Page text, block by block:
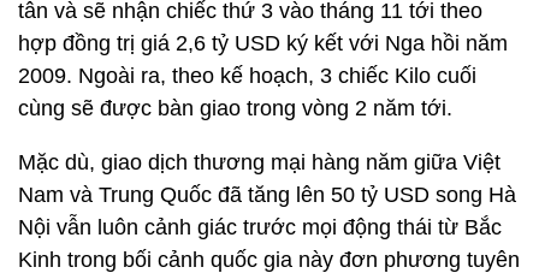
tân và sẽ nhận chiếc thứ 3 vào tháng 11 tới theo
hợp đồng trị giá 2,6 tỷ USD ký kết với Nga hồi năm
2009. Ngoài ra, theo kế hoạch, 3 chiếc Kilo cuối
cùng sẽ được bàn giao trong vòng 2 năm tới.
Mặc dù, giao dịch thương mại hàng năm giữa Việt
Nam và Trung Quốc đã tăng lên 50 tỷ USD song Hà
Nội vẫn luôn cảnh giác trước mọi động thái từ Bắc
Kinh trong bối cảnh quốc gia này đơn phương tuyên